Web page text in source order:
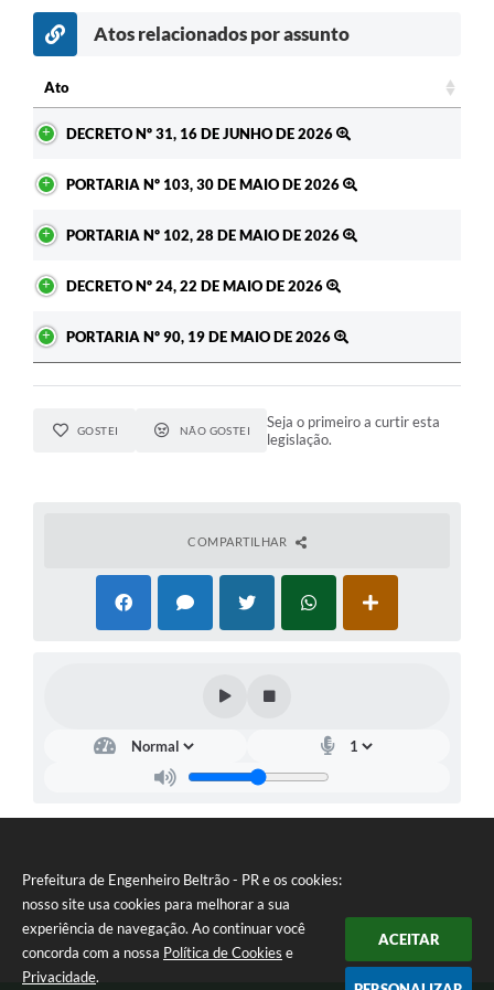
Prefeitura de Engenheiro Beltrão - PR e os cookies:
nosso site usa cookies para melhorar a sua
experiência de navegação. Ao continuar você
concorda com a nossa Política de Cookies e
Privacidade.
ACEITAR
Atos relacionados por assunto
Ato
DECRETO Nº 31, 16 DE JUNHO DE 2026
PORTARIA Nº 103, 30 DE MAIO DE 2026
PORTARIA Nº 102, 28 DE MAIO DE 2026
DECRETO Nº 24, 22 DE MAIO DE 2026
PORTARIA Nº 90, 19 DE MAIO DE 2026
GOSTEI NÃO GOSTEI
Seja o primeiro a curtir esta
legislação.
COMPARTILHAR